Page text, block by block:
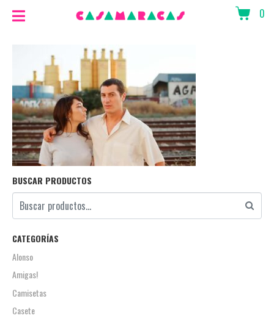
0
BUSCAR PRODUCTOS
CATEGORÍAS
Alonso
Amigas!
Camisetas
Casete